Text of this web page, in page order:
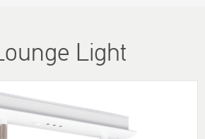
Light